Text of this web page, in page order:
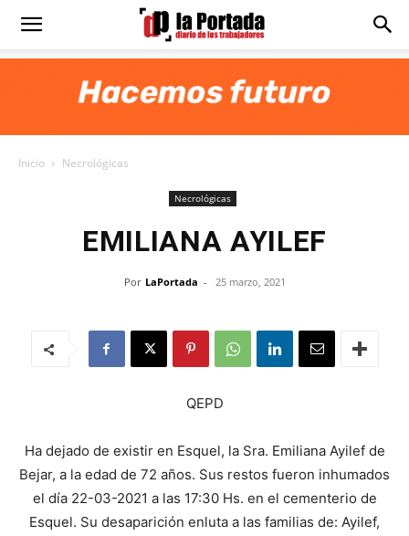
Diario
Inicio Necrológicas
Necrológicas
EMILIANA AYILEF
Por LaPortada - 25 marzo, 2021
QEPD
Ha dejado de existir en Esquel, la Sra. Emiliana Ayilef de
Bejar, a la edad de 72 años. Sus restos fueron inhumados
el día 22-03-2021 a las 17:30 Hs. en el cementerio de
Esquel. Su desaparición enluta a las familias de: Ayilef,